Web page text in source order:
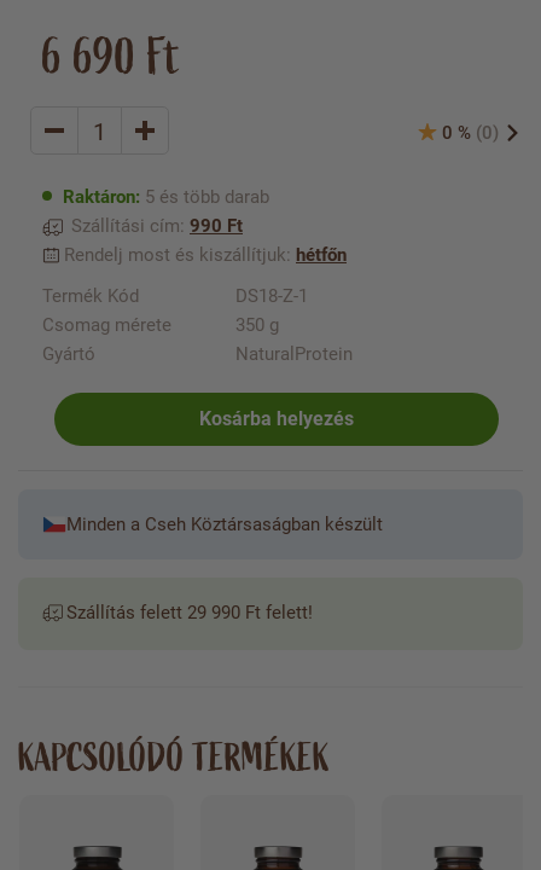
0 % (0)
6 690 Ft
Raktáron: 5 és több darab
Szállítási cím: 990 Ft
Rendelj most és kiszállítjuk: hétfőn
Termék Kód
DS18-Z-1
Csomag mérete
350 g
Gyártó
NaturalProtein
Kosárba helyezés
Minden a Cseh Köztársaságban készült
Szállítás felett 29 990 Ft felett!
KAPCSOLÓDÓ TERMÉKEK